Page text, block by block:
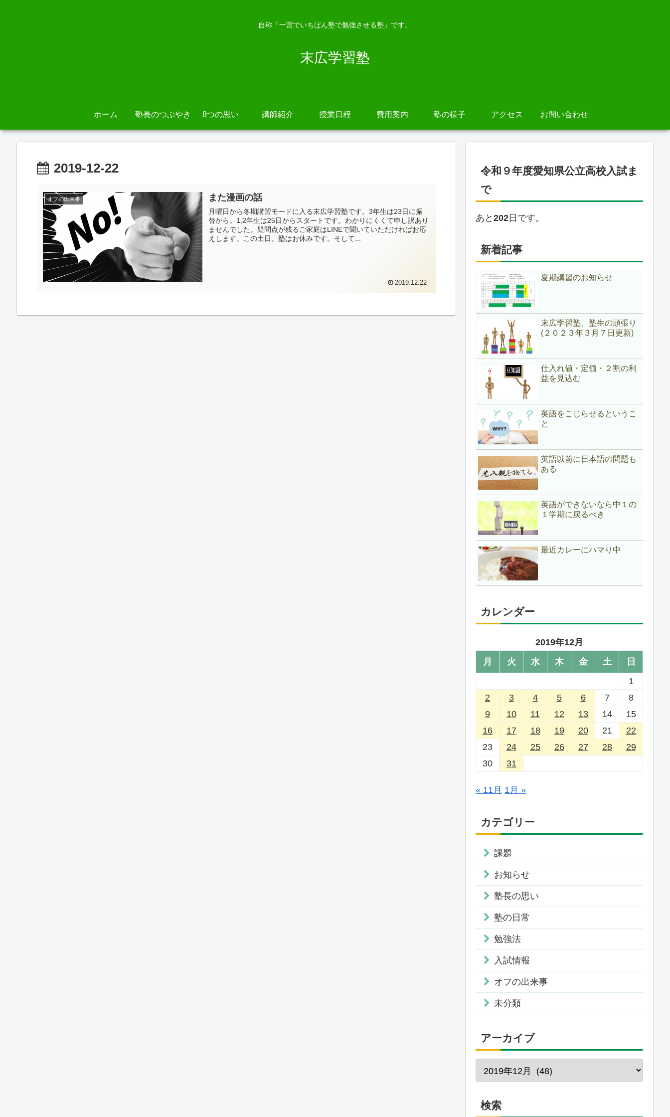
自称「一宮でいちばん塾で勉強させる塾」です。
末広学習塾
ホーム 塾長のつぶやき 8つの思い 講師紹介 授業日程 費用案内 塾の様子 アクセス お問い合わせ
2019-12-22
オフの出来事 また漫画の話
月曜日から冬期講習モードに入る末広学習塾です。3年生は23日に振
替から。1,2年生は25日からスタートです。わかりにくくて申し訳あり
ませんでした。疑問点が残るご家庭はLINEで聞いていただければお応
えします。この土日。塾はお休みです。そして...
2019.12.22
令和９年度愛知県公立高校入試ま
で
あと 202 日です。
新着記事
夏期講習のお知らせ
末広学習塾、塾生の頑張り
(２０２３年３月７日更新)
仕入れ値・定価・２割の利
益を見込む
英語をこじらせるというこ
と
英語以前に日本語の問題も
ある
英語ができないなら中１の
１学期に戻るべき
最近カレーにハマり中
カレンダー
2019年12月
月
火 水 木 金 土
日
1
2
3 4 5 6 7
8
9
10 11 12 13 14
15
16
17 18 19 20 21
22
23
24 25 26 27 28
29
30
31
« 11月 1月 »
カテゴリー
課題
お知らせ
塾長の思い
塾の日常
勉強法
入試情報
オフの出来事
未分類
アーカイブ
検索